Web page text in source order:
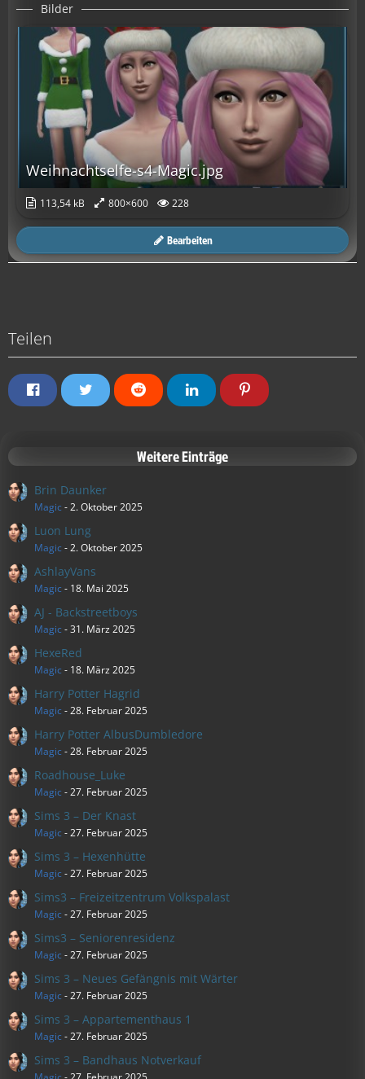
Bilder
Weihnachtselfe-s4-Magic.jpg
113,54 kB 800×600 228
Bearbeiten
Teilen
Weitere Einträge
Brin Daunker
Magic-2. Oktober 2025
Luon Lung
Magic-2. Oktober 2025
AshlayVans
Magic- 18. Mai 2025
AJ - Backstreetboys
Magic-31. März 2025
HexeRed
Magic- 18. März 2025
Harry Potter Hagrid
Magic-28. Februar 2025
Harry Potter AlbusDumbledore
Magic-28. Februar 2025
Roadhouse_Luke
Magic-27. Februar 2025
Sims 3 – Der Knast
Magic-27. Februar 2025
Sims 3 – Hexenhütte
Magic-27. Februar 2025
Sims3 – Freizeitzentrum Volkspalast
Magic-27. Februar 2025
Sims3 – Seniorenresidenz
Magic-27. Februar 2025
Sims 3 – Neues Gefängnis mit Wärter
Magic-27. Februar 2025
Sims 3 – Appartementhaus 1
Magic-27. Februar 2025
Sims 3 – Bandhaus Notverkauf